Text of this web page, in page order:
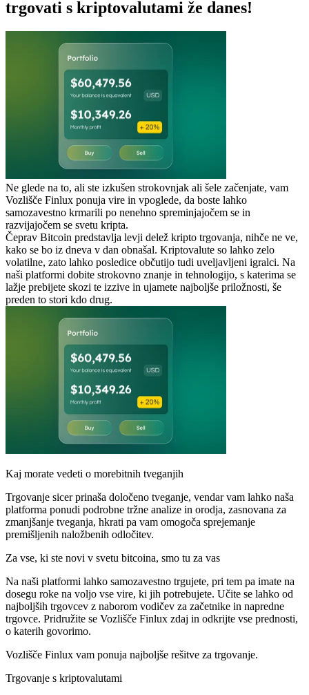
trgovati s kriptovalutami že danes!
Ne glede na to, ali ste izkušen strokovnjak ali šele začenjate, vam
Vozlišče Finlux ponuja vire in vpoglede, da boste lahko
samozavestno krmarili po nenehno spreminjajočem se in
razvijajočem se svetu kripta.
Čeprav Bitcoin predstavlja levji delež kripto trgovanja, nihče ne ve,
kako se bo iz dneva v dan obnašal. Kriptovalute so lahko zelo
volatilne, zato lahko posledice občutijo tudi uveljavljeni igralci. Na
naši platformi dobite strokovno znanje in tehnologijo, s katerima se
lažje prebijete skozi te izzive in ujamete najboljše priložnosti, še
preden to stori kdo drug.
Kaj morate vedeti o morebitnih tveganjih
Trgovanje sicer prinaša določeno tveganje, vendar vam lahko naša
platforma ponudi podrobne tržne analize in orodja, zasnovana za
zmanjšanje tveganja, hkrati pa vam omogoča sprejemanje
premišljenih naložbenih odločitev.
Za vse, ki ste novi v svetu bitcoina, smo tu za vas
Na naši platformi lahko samozavestno trgujete, pri tem pa imate na
dosegu roke na voljo vse vire, ki jih potrebujete. Učite se lahko od
najboljših trgovcev z naborom vodičev za začetnike in napredne
trgovce. Pridružite se Vozlišče Finlux zdaj in odkrijte vse prednosti,
o katerih govorimo.
Vozlišče Finlux vam ponuja najboljše rešitve za trgovanje.
Trgovanje s kriptovalutami